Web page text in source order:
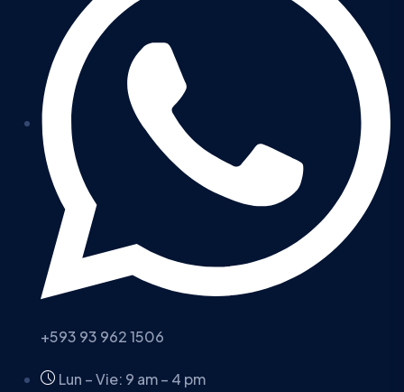
+593 93 962 1506
Lun – Vie: 9 am – 4 pm